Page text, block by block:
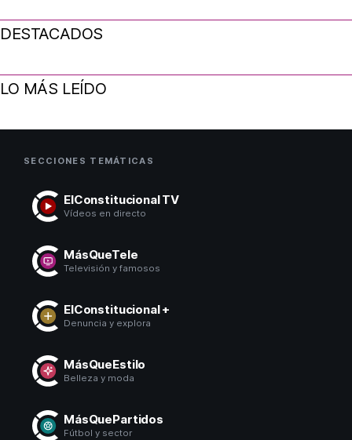
DESTACADOS
LO MÁS LEÍDO
SECCIONES TEMÁTICAS
ElConstitucional TV
Vídeos en directo
MásQueTele
Televisión y famosos
ElConstitucional +
Denuncia y explora
MásQueEstilo
Belleza y moda
MásQuePartidos
Fútbol y sector